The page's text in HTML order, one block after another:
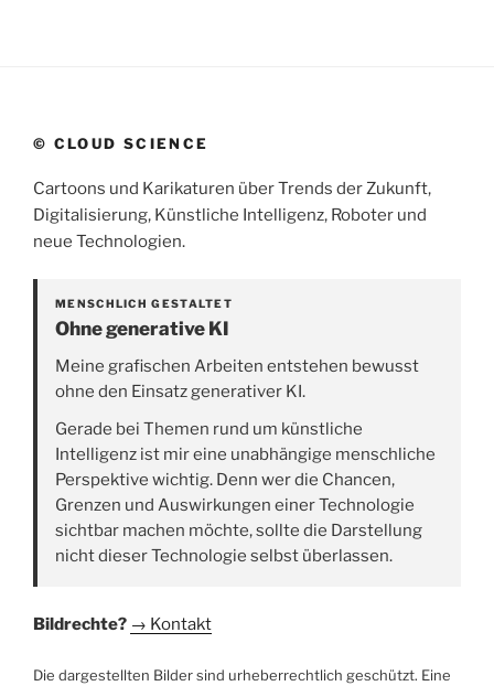
© CLOUD SCIENCE
Cartoons und Karikaturen über Trends der Zukunft,
Digitalisierung, Künstliche Intelligenz, Roboter und
neue Technologien.
MENSCHLICH GESTALTET
Ohne generative KI
Meine grafischen Arbeiten entstehen bewusst
ohne den Einsatz generativer KI.
Gerade bei Themen rund um künstliche
Intelligenz ist mir eine unabhängige menschliche
Perspektive wichtig. Denn wer die Chancen,
Grenzen und Auswirkungen einer Technologie
sichtbar machen möchte, sollte die Darstellung
nicht dieser Technologie selbst überlassen.
Bildrechte? → Kontakt
Die dargestellten Bilder sind urheberrechtlich geschützt. Eine